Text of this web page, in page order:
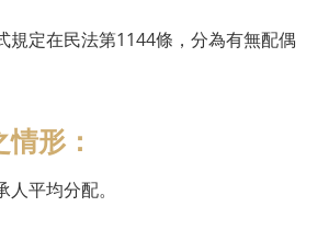
規定在民法第1144條，分為有無配偶
形：
平均分配。